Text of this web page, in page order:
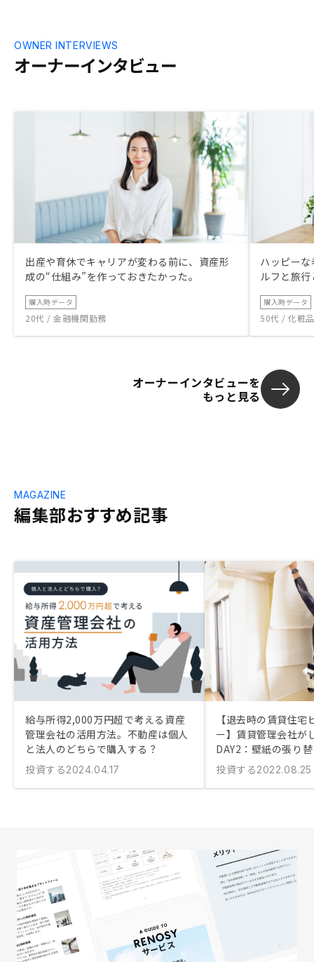
オーナーインタビュー
OWNER INTERVIEWS
出産や育休でキャリアが変わる前に、資産形
成の“仕組み”を作っておきたかった。
購入時データ
20代 / 金融機関勤務
ハッピー
ルフと旅
購入時データ
50代 / 化粧
オーナーインタビューを
もっと見る
編集部おすすめ記事
MAGAZINE
給与所得2,000万円超で考える資産
管理会社の活用方法。不動産は個人
と法人のどちらで購入する？
投資する2024.04.17
【退去時の賃貸住宅
ー】賃貸管理会社が
DAY2：壁紙の張り
投資する2022.08.25